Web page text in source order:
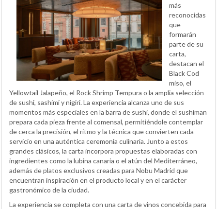
más
reconocidas
que
formarán
parte de su
carta,
destacan el
Black Cod
miso, el
Yellowtail Jalapeño, el Rock Shrimp Tempura o la amplia selección
de sushi, sashimi y nigiri. La experiencia alcanza uno de sus
momentos más especiales en la barra de sushi, donde el sushiman
prepara cada pieza frente al comensal, permitiéndole contemplar
de cerca la precisión, el ritmo y la técnica que convierten cada
servicio en una auténtica ceremonia culinaria. Junto a estos
grandes clásicos, la carta incorpora propuestas elaboradas con
ingredientes como la lubina canaria o el atún del Mediterráneo,
además de platos exclusivos creadas para Nobu Madrid que
encuentran inspiración en el producto local y en el carácter
gastronómico de la ciudad.
La experiencia se completa con una carta de vinos concebida para